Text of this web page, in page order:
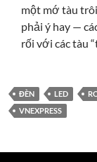
một mớ tàu
phải ý hay —
rối với các tàu
ĐÈN LED
VNEXPRESS